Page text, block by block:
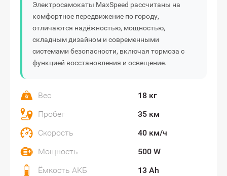
Вес
18 кг
Пробег
35 км
Скорость
40 км/ч
Мощность
500 W
Ёмкость АКБ
13 Ah
Электросамокаты MaxSpeed рассчитаны на
комфортное передвижение по городу,
отличаются надёжностью, мощностью,
складным дизайном и современными
системами безопасности, включая тормоза с
функцией восстановления и освещение.